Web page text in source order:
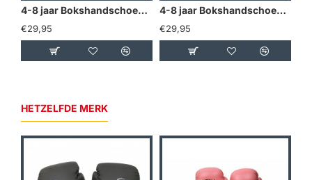
4-8 jaar Bokshandschoenen kind Roze
€29,95
4-8 jaar Bokshandschoenen kind Neon Roze
€29,95
HETZELFDE MERK